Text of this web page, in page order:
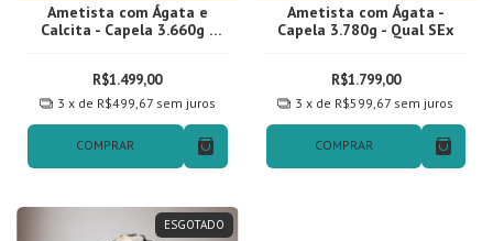
Ametista com Ágata e
Calcita - Capela 3.660g -
R$1.499,00
3 x de R$499,67 sem juros
COMPRAR
Ametista com Ágata -
Capela 3.780g - Qual SEx
R$1.799,00
3 x de R$599,67 sem juros
COMPRAR
ESGOTADO